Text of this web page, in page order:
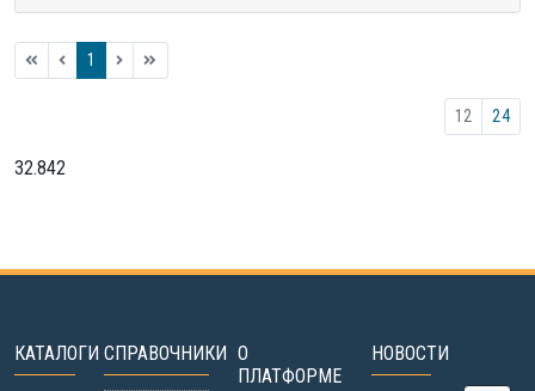
1
12 24
32.842
КАТАЛОГИ СПРАВОЧНИКИ О
ПЛАТФОРМЕ
НОВОСТИ